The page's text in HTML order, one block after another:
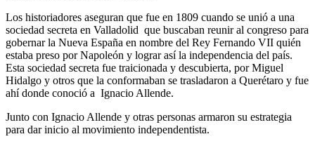
Los historiadores aseguran que fue en 1809 cuando se unió a una
sociedad secreta en Valladolid que buscaban reunir al congreso para
gobernar la Nueva España en nombre del Rey Fernando VII quién
estaba preso por Napoleón y lograr así la independencia del país.
Esta sociedad secreta fue traicionada y descubierta, por Miguel
Hidalgo y otros que la conformaban se trasladaron a Querétaro y fue
ahí donde conoció a Ignacio Allende.
Junto con Ignacio Allende y otras personas armaron su estrategia
para dar inicio al movimiento independentista.